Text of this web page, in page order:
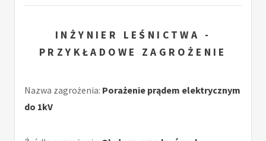
INŻYNIER LEŚNICTWA -
PRZYKŁADOWE ZAGROŻENIE
Nazwa zagrożenia: Porażenie prądem elektrycznym
do 1kV